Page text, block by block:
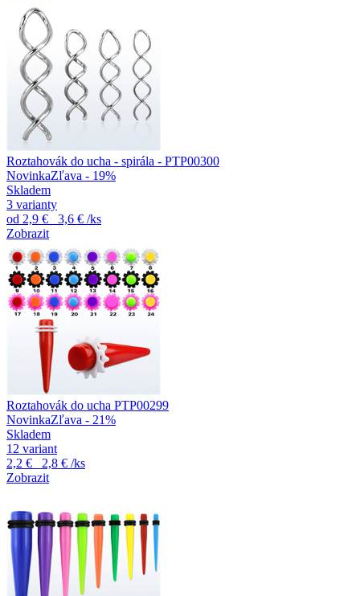
Roztahovák do ucha - spirála - PTP00300
NovinkaZľava - 19%
Skladem
3 varianty
od 2,9 € 3,6 € /ks
Zobrazit
Roztahovák do ucha PTP00299
NovinkaZľava - 21%
Skladem
12 variant
2,2 €
2,8 € /ks
Zobrazit